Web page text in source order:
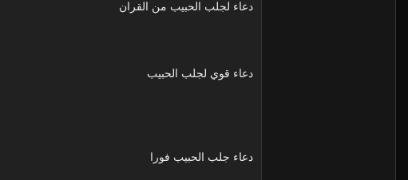
دعاء لجلب الحبيب من القران
دعاء قوي لجلب الحبيب
دعاء جلب الحبيب فورا